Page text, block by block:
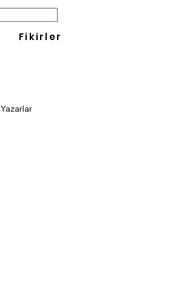
Fikirler
Yazarlar